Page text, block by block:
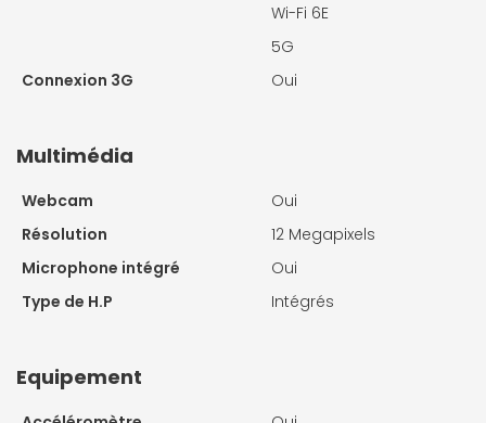
Wi-Fi 6E
5G
Connexion 3G
Oui
Multimédia
Webcam
Oui
Résolution
12 Megapixels
Microphone intégré
Oui
Type de H.P
Intégrés
Equipement